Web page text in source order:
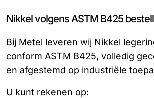
Nikkel volgens ASTM B425
Bij Metel leveren wij Nikkel
conform ASTM B425, volledig
en afgestemd op industriële
U kunt rekenen op: